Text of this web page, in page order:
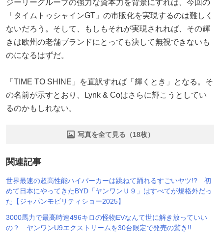
ジーリーグループの強力な資本力を背景にすれば、今回の
「タイムトゥシャインGT」の市販化を実現するのは難しく
ないだろう。そして、もしもそれが実現されれば、その輝
きは欧州の老舗ブランドにとっても決して無視できないも
のになるはずだ。
「TIME TO SHINE」を直訳すれば「輝くとき」となる。そ
の名前が示すとおり、Lynk & Coはさらに輝こうとしてい
るのかもしれない。
写真を全て見る（18枚）
関連記事
世界最速の超高性能ハイパーカーは跳ねて踊れるすごいヤツ!? 初
めて日本にやってきたBYD「ヤンワンＵ９」はすべてが規格外だっ
た【ジャパンモビリティショー2025】
3000馬力で最高時速496キロの怪物EVなんて世に解き放っていい
の？ ヤンワンU9エクストリームを30台限定で発売の驚き!!